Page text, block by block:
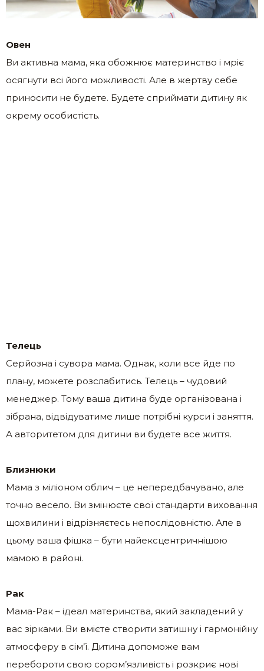
Овен
Ви активна мама, яка обожнює материнство і мріє
осягнути всі його можливості. Але в жертву себе
приносити не будете. Будете сприймати дитину як
окрему особистість.
Телець
Серйозна і сувора мама. Однак, коли все йде по
плану, можете розслабитись. Телець – чудовий
менеджер. Тому ваша дитина буде організована і
зібрана, відвідуватиме лише потрібні курси і заняття.
А авторитетом для дитини ви будете все життя.
Близнюки
Мама з міліоном облич – це непередбачувано, але
точно весело. Ви змінюєте свої стандарти виховання
щохвилини і відрізняєтесь непослідовністю. Але в
цьому ваша фішка – бути найексцентричнішою
мамою в районі.
Рак
Мама-Рак – ідеал материнства, який закладений у
вас зірками. Ви вмієте створити затишну і гармонійну
атмосферу в сім’ї. Дитина допоможе вам
перебороти свою сором’язливість і розкриє нові